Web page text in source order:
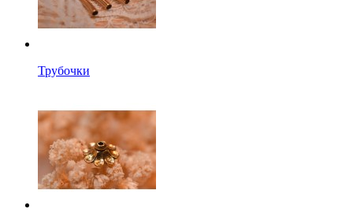
Трубочки